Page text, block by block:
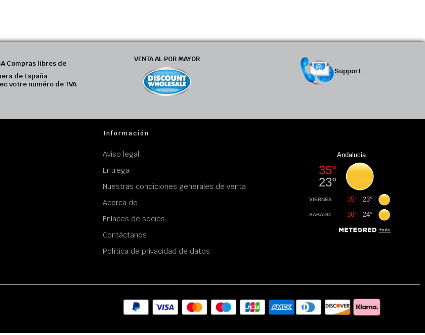
Compras libres de
de España
votre numéro de TVA
VENTA AL POR MAYOR
Support
Información
Aviso legal
Entrega
Nuestras condiciones generales de venta
Acerca de
Enlaces de socios
Contáctanos
Política de privacidad de datos